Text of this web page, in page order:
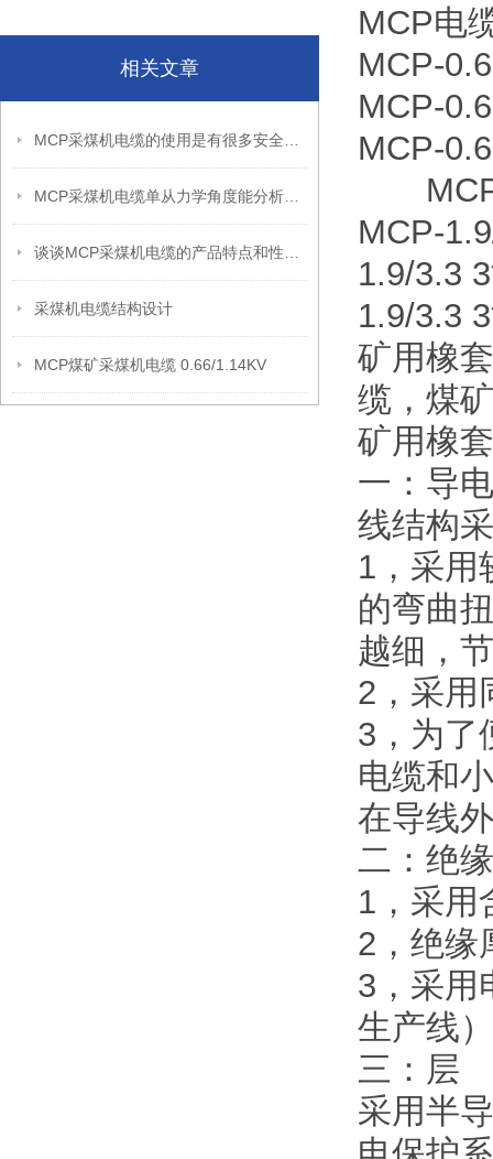
相关文章
采煤机电缆结构设计
MCP煤矿采煤机电缆 0.66/1.14KV
MCP电
MCP-
MCP-
MCP-
MCP-
MCP-
1.9/3.3
1.9/3.3
矿用橡
缆，煤
矿用橡
一：导
线结构
1，采用
的弯曲
越细，
2，采用
3，为了
电缆和
在导线
二：绝
1，采用
2，绝缘
3，采用
生产线）
三：层
采用半